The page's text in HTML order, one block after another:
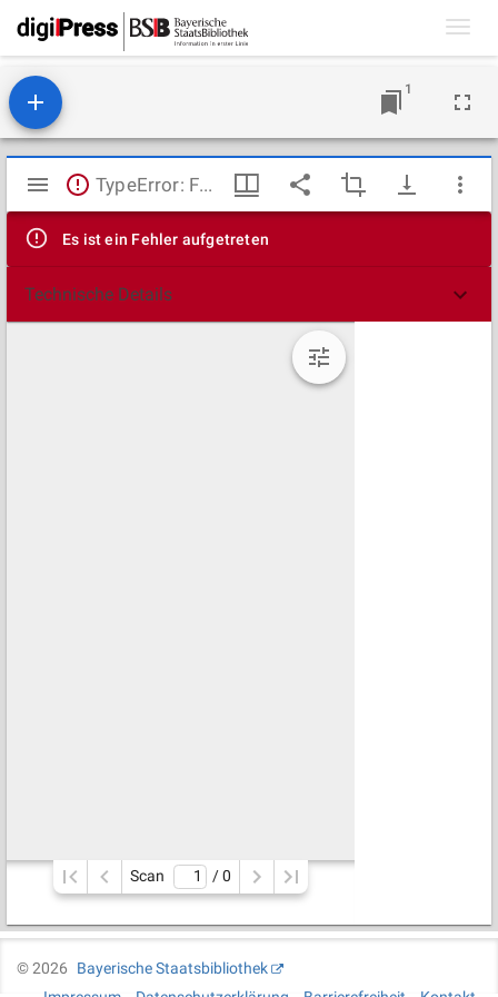
1
Mirador
Viewer
TypeError: Failed to fetch
Es ist ein Fehler aufgetreten
Technische Details
Scan / 0
©2026
Bayerische Staatsbibliothek